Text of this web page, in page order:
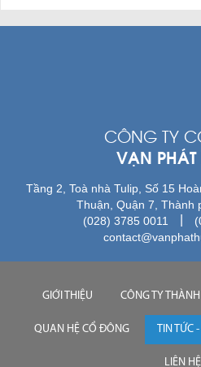
CÔNG TY
VẠN PHÁT
Tầng 2, Toà nhà Tulip, Số 15
Thuận, Quận 7, Thành
(028) 3785 0011
GIỚI THIỆU CÔNG TY THÀNH
QUAN HỆ CỔ ĐÔNG TIN TỨC
LIÊN HỆ